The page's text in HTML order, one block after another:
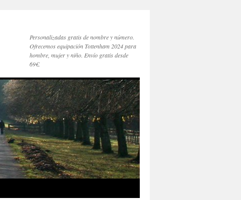
Personalizadas gratis de nombre y número.
Ofrecemos equipación Tottenham 2024 para
hombre, mujer y niño. Envío gratis desde
69€.